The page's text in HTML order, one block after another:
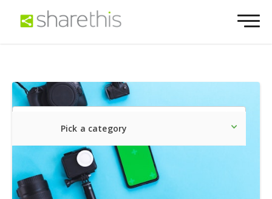
Pick a category
Lo último